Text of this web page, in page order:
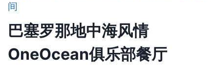
间
巴塞罗那地中海风情
OneOcean俱乐部餐厅